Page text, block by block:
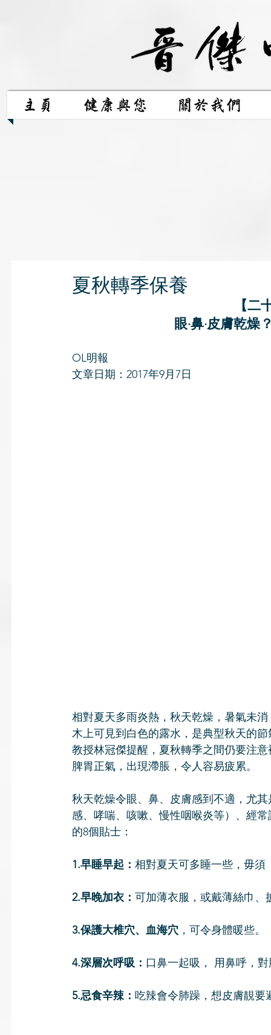
主頁 健康與您 關於我們
夏秋轉季保養
【
眼·鼻·皮膚乾
OL明報
文章日期：2017年9月7日
相對夏天多雨炎熱，秋天乾燥，暑氣未
木上可見到白色的露水，是典型秋天的
教授林冠傑提醒，夏秋轉季之間仍要注
脾胃正氣，出現滯脹，令人容易疲累。
秋天乾燥令眼、鼻、皮膚感到不適，尤
感、哮喘、咳嗽、慢性咽喉炎等）、經
的8個貼士：
1.早睡早起： 相對夏天可多睡一些，毋須
2.早晚加衣： 可加薄衣服，或戴薄絲巾、
3.保護大椎穴、血海穴 ，可令身體暖些。
4.深層次呼吸： 口鼻一起吸， 用鼻呼，
5.忌食辛辣： 吃辣會令肺躁，想皮膚靚要